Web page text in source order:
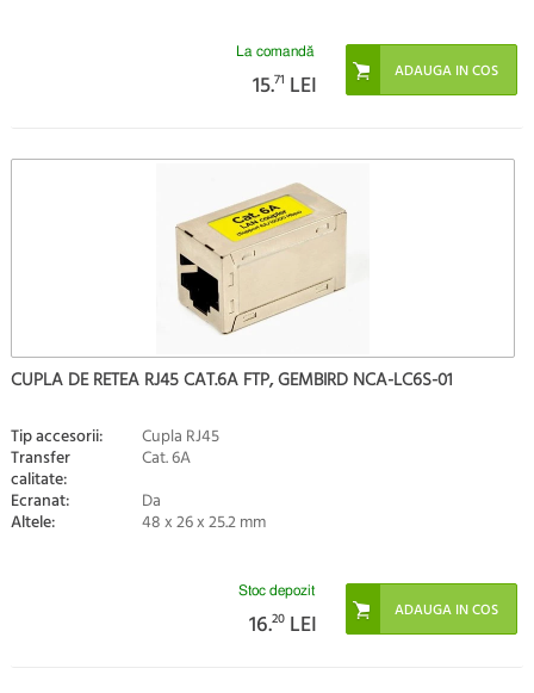
La comandă
15.71 LEI
CUPLA DE RETEA RJ45 CAT.6A FTP, GEMBIRD NCA-LC6S-01
Tip accesorii: Cupla RJ45
Transfer
calitate:
Cat. 6A
Ecranat:
Da
Altele: 48 x 26 x 25.2 mm
Stoc depozit
16.20 LEI